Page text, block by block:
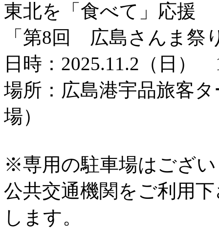
東北を「食べて」応援
「第8回 広島さんま祭
日時：2025.11.2（日）
場所：広島港宇品旅客
場）
※専用の駐車場はござ
公共交通機関をご利用
します。